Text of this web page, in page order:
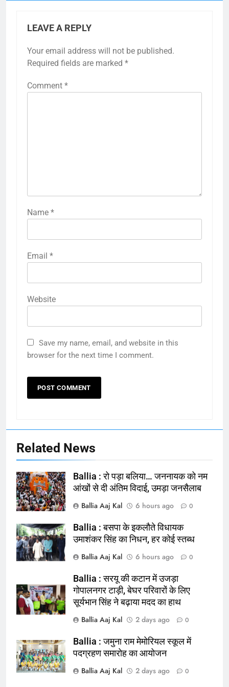
164
चिकित्सक, किया प्रदर्शन
NATIONAL बलिया
165
Ballia : बलिया बलिदान दिवस के मौके पर
NATIONAL बलिया
166
LEAVE A REPLY
Your email address will not be published.
Required fields are marked *
Comment *
Name *
Email *
Website
Save my name, email, and website in this
browser for the next time I comment.
Related News
Ballia : रो पड़ा बलिया… जननायक को नम
आंखों से दी अंतिम विदाई, उमड़ा जनसैलाब
Ballia Aaj Kal
6 hours ago 0
Ballia : बसपा के इकलौते विधायक
उमाशंकर सिंह का निधन, हर कोई स्तब्ध
Ballia Aaj Kal
6 hours ago 0
Ballia : सरयू की कटान में उजड़ा
गोपालनगर टाड़ी, बेघर परिवारों के लिए
सूर्यभान सिंह ने बढ़ाया मदद का हाथ
Ballia Aaj Kal
2 days ago 0
Ballia : जमुना राम मेमोरियल स्कूल में
पदग्रहण समारोह का आयोजन
Ballia Aaj Kal
2 days ago 0